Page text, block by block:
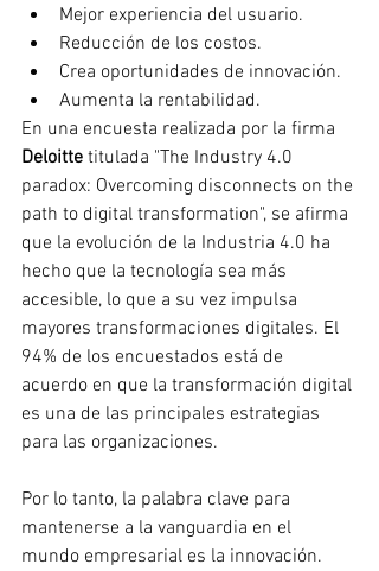
Mejor experiencia del usuario.
Reducción de los costos.
Crea oportunidades de innovación.
Aumenta la rentabilidad.
En una encuesta realizada por la firma
Deloitte titulada "The Industry 4.0
paradox: Overcoming disconnects on the
path to digital transformation", se afirma
que la evolución de la Industria 4.0 ha
hecho que la tecnología sea más
accesible, lo que a su vez impulsa
mayores transformaciones digitales. El
94% de los encuestados está de
acuerdo en que la transformación digital
es una de las principales estrategias
para las organizaciones.
Por lo tanto, la palabra clave para
mantenerse a la vanguardia en el
mundo empresarial es la innovación.